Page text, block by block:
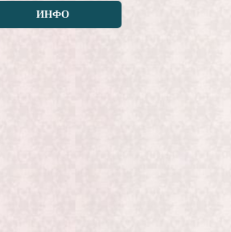
ИНФО